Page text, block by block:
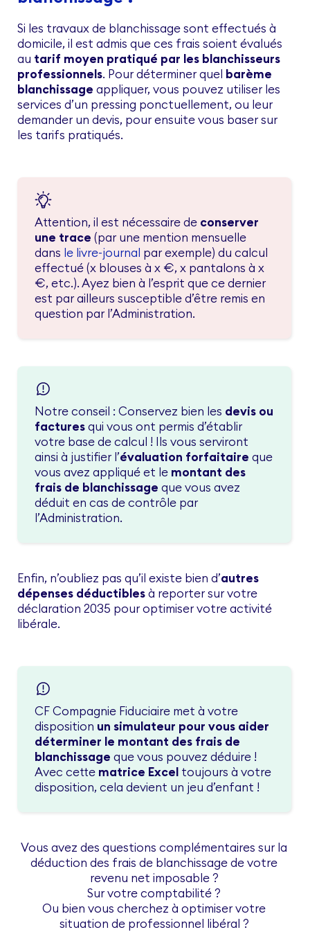
Si les travaux de blanchissage sont effectués à
domicile, il est admis que ces frais soient évalués
au tarif moyen pratiqué par les blanchisseurs
professionnels. Pour déterminer quel barème
blanchissage appliquer, vous pouvez utiliser les
services d’un pressing ponctuellement, ou leur
demander un devis, pour ensuite vous baser sur
les tarifs pratiqués.
Attention, il est nécessaire de conserver
une trace (par une mention mensuelle
dans le livre-journal par exemple) du calcul
effectué (x blouses à x €, x pantalons à x
€, etc.). Ayez bien à l’esprit que ce dernier
est par ailleurs susceptible d’être remis en
question par l’Administration.
Notre conseil : Conservez bien les devis ou
facturesqui vous ont permis d’établir
votre base de calcul ! Ils vous serviront
ainsi à justifier l’évaluation forfaitaire que
vous avez appliqué et le montant des
frais de blanchissage que vous avez
déduit en cas de contrôle par
l’Administration.
Enfin, n’oubliez pas qu’il existe bien d’autres
dépenses déductiblesà reporter sur votre
déclaration 2035 pour optimiser votre activité
libérale.
CF Compagnie Fiduciaire met à votre
disposition un simulateur pour vous aider
déterminer le montant des frais de
blanchissage que vous pouvez déduire !
Avec cette matrice Excel toujours à votre
disposition, cela devient un jeu d’enfant !
Vous avez des questions complémentaires sur la
déduction des frais de blanchissage de votre
revenu net imposable ?
Sur votre comptabilité ?
Ou bien vous cherchez à optimiser votre
situation de professionnel libéral ?